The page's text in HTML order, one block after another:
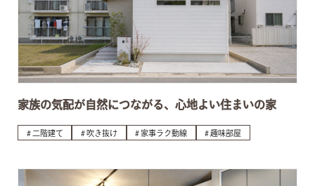
家族の気配が自然につながる、心地よい住まいの家
二階建て 吹き抜け 家事ラク動線 趣味部屋